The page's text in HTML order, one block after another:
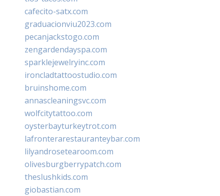
cafecito-satx.com
graduacionviu2023.com
pecanjackstogo.com
zengardendayspa.com
sparklejewelryinc.com
ironcladtattoostudio.com
bruinshome.com
annascleaningsvc.com
wolfcitytattoo.com
oysterbayturkeytrot.com
lafronterarestauranteybar.com
lilyandrosetearoom.com
olivesburgberrypatch.com
theslushkids.com
giobastian.com